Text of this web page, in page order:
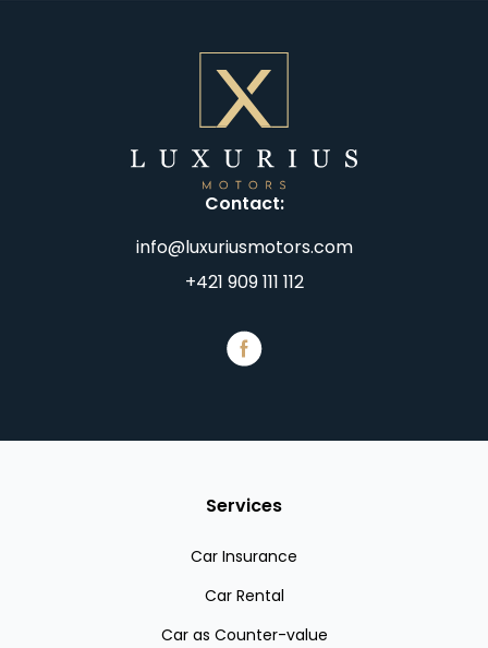
Contact:
info@luxuriusmotors.com
+421 909 111 112
Services
Car Insurance
Car Rental
Car as Counter-value